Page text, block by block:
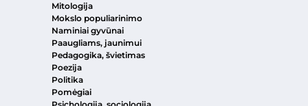
Mitologija
Mokslo populiarinimo
Naminiai gyvūnai
Paaugliams, jaunimui
Pedagogika, švietimas
Poezija
Politika
Pomėgiai